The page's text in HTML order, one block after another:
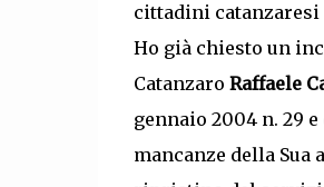
cittadini
Ho già chiesto un
Catanzaro Raffaele
gennaio 2004 n. 29
mancanze della